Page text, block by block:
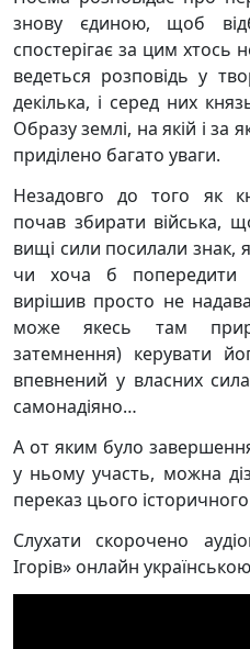
знову єдиною, щоб
спостерігає за цим хтось
ведеться розповідь у
декілька, і серед них
Образу землі, на якій і за
приділено багато уваги.
Незадовго до того як
почав збирати війська,
вищі сили посилали знак,
чи хоча б попередити
вирішив просто не
може якесь там
затемнення) керувати
впевнений у власних
самонадіяно…
А от яким було
у ньому участь, можна
переказ цього
Слухати скорочено
Ігорів» онлайн